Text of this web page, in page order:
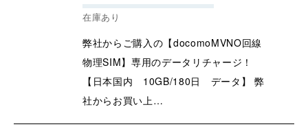
在庫あり
弊社からご購入の【docomoMVNO回線
物理SIM】専用のデータリチャージ！
【日本国内 10GB/180日 データ】 弊
社からお買い上…